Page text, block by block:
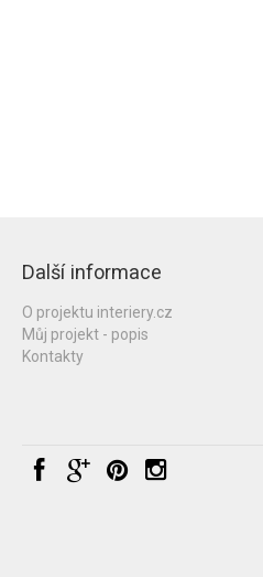
Další informace
O projektu interiery.cz
Můj projekt - popis
Kontakty